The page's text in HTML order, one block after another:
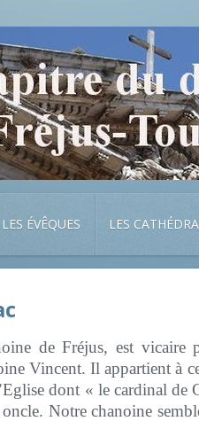
LES ÉVÊQUES LES
de Fréjus, est
Vincent. Il appartient à
dont « le cardinal
Notre chanoine